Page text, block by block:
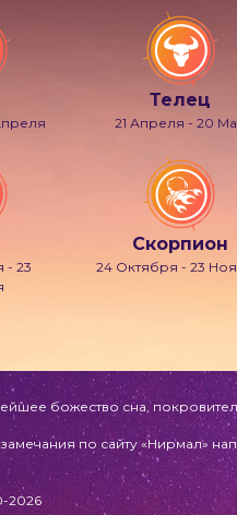
Телец
21 Апреля - 20
- 23
Скорпион
24 Октября - 23
божество сна,
по сайту «Нирмал»
2026